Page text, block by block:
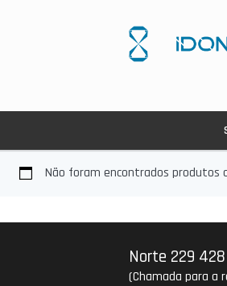
Não foram encontrados produtos
Norte 229
(Chamada para a